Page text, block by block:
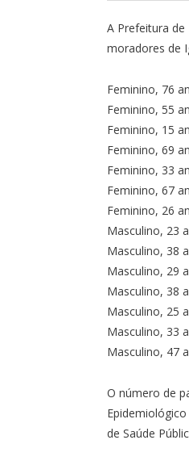
A Prefeitura de
moradores de
Feminino, 76
Feminino, 55
Feminino, 15
Feminino, 69
Feminino, 33
Feminino, 67
Feminino, 26
Masculino, 23
Masculino, 38
Masculino, 29
Masculino, 38
Masculino, 25
Masculino, 33
Masculino, 47
O número de
de Saúde